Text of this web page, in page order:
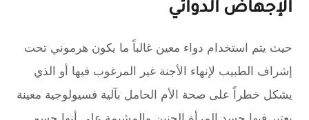
الإجهاض الدوائي
حيث يتم استخدام دواء معين غالباً ما يكون هرموني تحت
إشراف الطبيب لإنهاء الأجنة غير المرغوب فيها أو الذي
يشكل خطراً على صحة الأم الحامل بآلية فسيولوجية معينة